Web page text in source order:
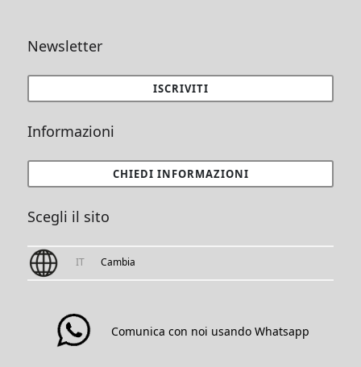
Newsletter
ISCRIVITI
Informazioni
CHIEDI INFORMAZIONI
Scegli il sito
IT Cambia
Comunica con noi usando Whatsapp